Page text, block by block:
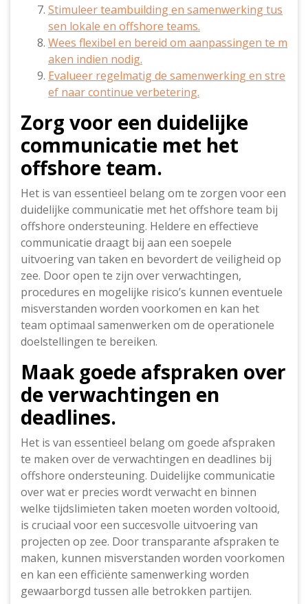
Stimuleer teambuilding en samenwerking tus
sen lokale en offshore teams.
Wees flexibel en bereid om aanpassingen te m
aken indien nodig.
Evalueer regelmatig de samenwerking en stre
ef naar continue verbetering.
Zorg voor een duidelijke
communicatie met het
offshore team.
Het is van essentieel belang om te zorgen voor een
duidelijke communicatie met het offshore team bij
offshore ondersteuning. Heldere en effectieve
communicatie draagt bij aan een soepele
uitvoering van taken en bevordert de veiligheid op
zee. Door open te zijn over verwachtingen,
procedures en mogelijke risico’s kunnen eventuele
misverstanden worden voorkomen en kan het
team optimaal samenwerken om de operationele
doelstellingen te bereiken.
Maak goede afspraken over
de verwachtingen en
deadlines.
Het is van essentieel belang om goede afspraken
te maken over de verwachtingen en deadlines bij
offshore ondersteuning. Duidelijke communicatie
over wat er precies wordt verwacht en binnen
welke tijdslimieten taken moeten worden voltooid,
is cruciaal voor een succesvolle uitvoering van
projecten op zee. Door transparante afspraken te
maken, kunnen misverstanden worden voorkomen
en kan een efficiënte samenwerking worden
gewaarborgd tussen alle betrokken partijen.